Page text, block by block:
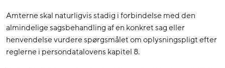
Amterne skal naturligvis stadig i forbindelse med den
almindelige sagsbehandling af en konkret sag eller
henvendelse vurdere spørgsmålet om oplysningspligt efter
reglerne i persondatalovens kapitel 8.